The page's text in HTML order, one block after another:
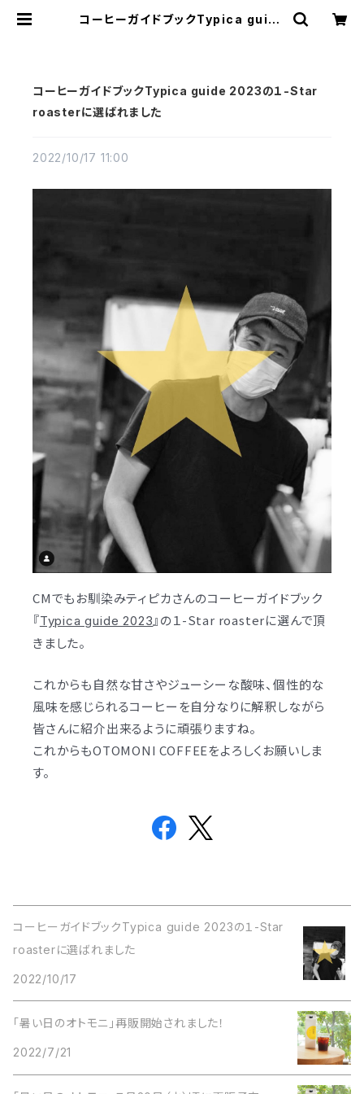
コーヒーガイドブックTypica guide
コーヒーガイドブックTypica guide 2023の１-Star
roasterに選ばれました
2022/10/17 11:00
CMでもお馴染みティピカさんのコーヒーガイドブック
『Typica guide 2023』の１-Star roasterに選んで頂
きました。
これからも自然な甘さやジューシーな酸味、個性的な
風味を感じられるコーヒーを自分なりに解釈しながら
皆さんに紹介出来るように頑張りますね。
これからもOTOMONI COFFEEをよろしくお願いしま
す。
コーヒーガイドブックTypica guide 2023の１-Star
roasterに選ばれました
2022/10/17
「暑い日のオトモニ」再販開始されました！
2022/7/21